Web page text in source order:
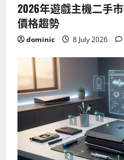
2026年遊戲主機二手
價格趨勢
dominic 8 July 2026